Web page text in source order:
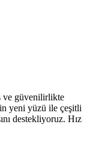
ve güvenilirlikte
yeni yüzü ile çeşitli
destekliyoruz. Hız